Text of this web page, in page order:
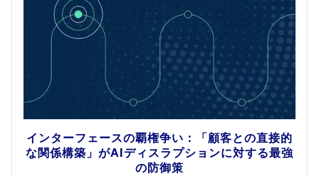
インターフェースの覇権争い：「顧客との直接的
な関係構築」がAIディスラプションに対する最強
の防御策